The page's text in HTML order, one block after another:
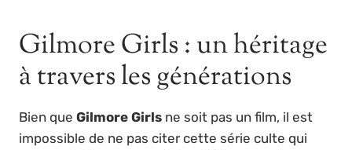
Gilmore Girls : un héritage
à travers les générations
Bien que Gilmore Girls ne soit pas un film, il est
impossible de ne pas citer cette série culte qui